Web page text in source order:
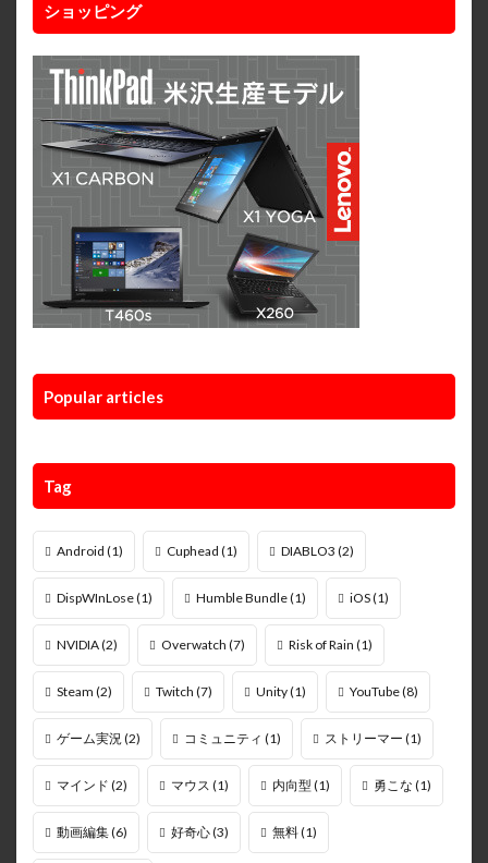
ショッピング
Popular articles
Tag
Android (1) Cuphead (1) DIABLO3 (2)
DispWInLose(1) Humble Bundle(1) iOS(1)
NVIDIA(2) Overwatch (7) Risk of Rain (1)
Steam (2) Twitch (7) Unity(1) YouTube(8)
ゲーム実況(2) コミュニティ (1) ストリーマー (1)
マインド (2) マウス (1) 内向型 (1) 勇こな (1)
動画編集(6) 好奇心(3) 無料(1)